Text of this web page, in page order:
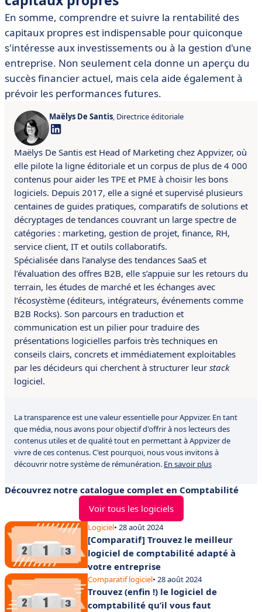
En somme, comprendre et suivre la rentabilité des
capitaux propres est indispensable pour quiconque
s'intéresse aux investissements ou à la gestion d'une
entreprise. Non seulement cela donne un aperçu du
succès financier actuel, mais cela aide également à
prévoir les performances futures.
Maëlys De Santis, Directrice éditoriale
Maëlys De Santis est Head of Marketing chez Appvizer, où
elle pilote la ligne éditoriale et un corpus de plus de 4 000
contenus pour aider les TPE et PME à choisir les bons
logiciels. Depuis 2017, elle a signé et supervisé plusieurs
centaines de guides pratiques, comparatifs de solutions et
décryptages de tendances couvrant un large spectre de
catégories : marketing, gestion de projet, finance, RH,
service client, IT et outils collaboratifs.
Spécialisée dans l’analyse des tendances SaaS et
l’évaluation des offres B2B, elle s’appuie sur les retours du
terrain, les études de marché et les échanges avec
l’écosystème (éditeurs, intégrateurs, événements comme
B2B Rocks). Son parcours en traduction et
communication est un pilier pour traduire des
présentations logicielles parfois très techniques en
conseils clairs, concrets et immédiatement exploitables
par les décideurs qui cherchent à structurer leur stack
logiciel.
La transparence est une valeur essentielle pour Appvizer. En tant
que média, nous avons pour objectif d'offrir à nos lecteurs des
contenus utiles et de qualité tout en permettant à Appvizer de
vivre de ces contenus. C'est pourquoi, nous vous invitons à
découvrir notre système de rémunération. En savoir plus
Découvrez notre catalogue complet en Comptabilité
Voir tous les logiciels
Logiciel• 28 août 2024
[Comparatif] Trouvez le meilleur
logiciel de comptabilité adapté à
votre entreprise
Comparatif logiciel• 28 août 2024
Trouvez (enfin !) le logiciel de
comptabilité qu’il vous faut